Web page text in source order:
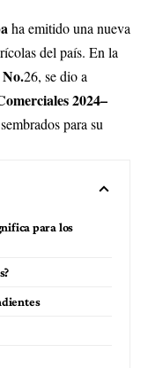
ha emitido una nueva
del país. En la
26, se dio a
2024–
para su
para los